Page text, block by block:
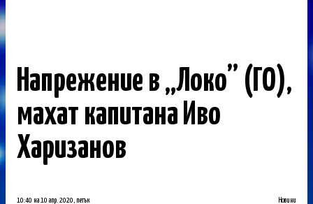
Напрежение в „Локо” (ГО),
махат капитана Иво
Харизанов
10:40 на 10 апр. 2020, петък Новини